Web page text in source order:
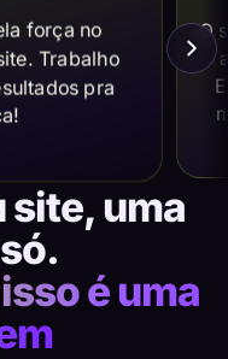
força no
Trabalho
pra
O
site, uma
é uma